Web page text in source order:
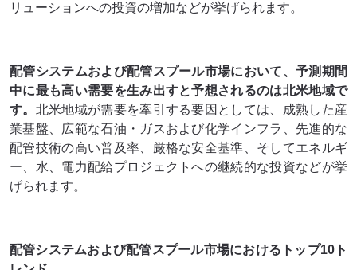
リューションへの投資の増加などが挙げられます。
配管システムおよび配管スプール市場において、予測期間
中に最も高い需要を生み出すと予想されるのは北米地域で
す。 北米地域が需要を牽引する要因としては、成熟した産
業基盤、広範な石油・ガスおよび化学インフラ、先進的な
配管技術の高い普及率、厳格な安全基準、そしてエネルギ
ー、水、電力配給プロジェクトへの継続的な投資などが挙
げられます。
配管システムおよび配管スプール市場におけるトップ10ト